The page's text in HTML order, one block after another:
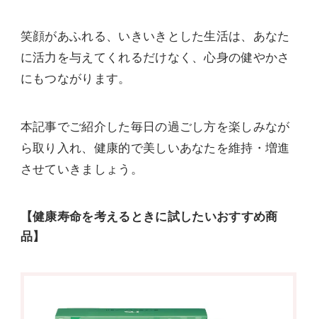
笑顔があふれる、いきいきとした生活は、あなた
に活力を与えてくれるだけなく、心身の健やかさ
にもつながります。
本記事でご紹介した毎日の過ごし方を楽しみなが
ら取り入れ、健康的で美しいあなたを維持・増進
させていきましょう。
【健康寿命を考えるときに試したいおすすめ商
品】